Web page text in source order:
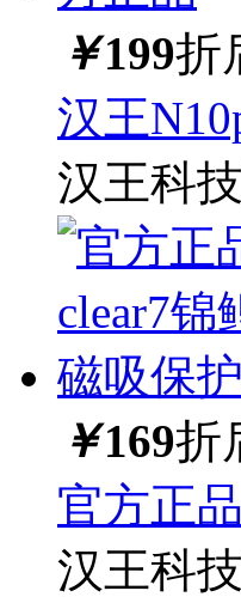
￥199折
汉王
汉王科
￥169折
官方正
汉王科